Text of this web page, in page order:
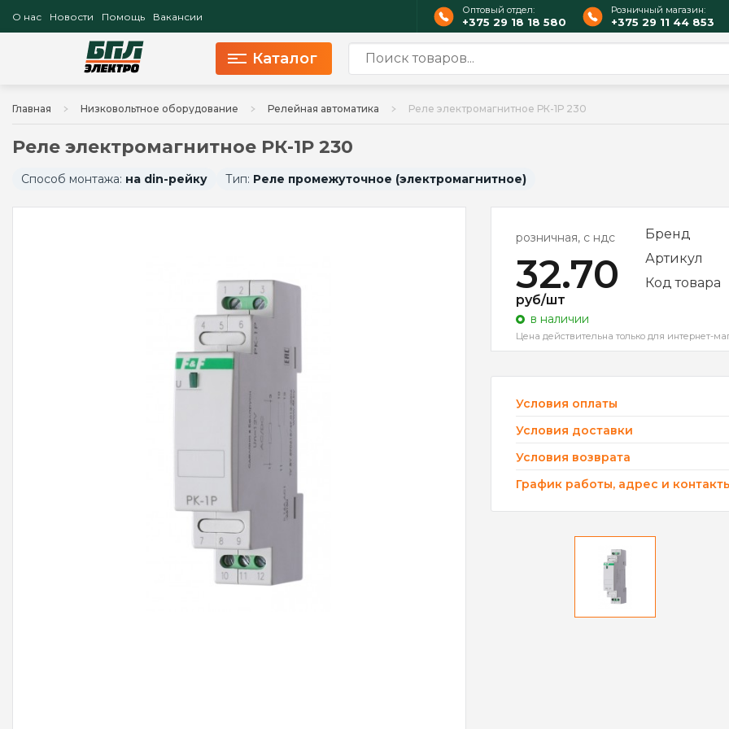
О нас Новости Помощь Вакансии
Оптовый отдел:
+375 29 18 18 580
Розничный магазин:
+375 29 11 44 853
Каталог
Главная Низковольтное оборудование Релейная автоматика Реле электромагнитное РК-1Р 230
Реле электромагнитное РК-1Р 230
Способ монтажа: на din-рейку Тип: Реле промежуточное (электромагнитное)
розничная, с ндс
32.70
руб/шт
в наличии
Цена действительна только для интернет-
Бренд
Артикул
Код товара
Условия оплаты
Условия доставки
Условия возврата
График работы, адрес и